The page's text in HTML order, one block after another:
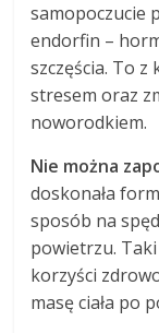
samopoczucie
endorfin –
szczęścia. To z
stresem oraz
noworodkiem.
Nie można
doskonała
sposób na
powietrzu.
korzyści
masę ciała po